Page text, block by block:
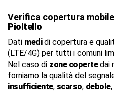
Verifica copertura
Pioltello
Dati medidi copertura e
(LTE/4G) per tutti i comuni
Nel caso di zone copertedai
forniamo la qualità del
insufficiente, scarso, debole,